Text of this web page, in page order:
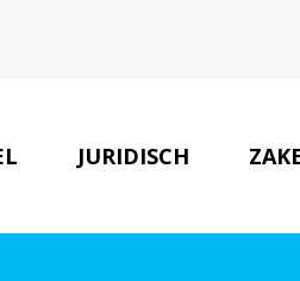
JURIDISCH